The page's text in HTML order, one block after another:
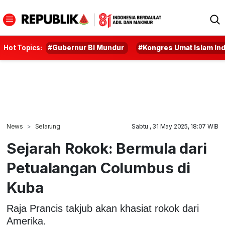
Hot Topics: #Gubernur BI Mundur #Kongres Umat Islam
News Selarung Sabtu , 31 May 2025, 18:07 WIB
Sejarah Rokok: Bermula dari
Petualangan Columbus di
Kuba
Raja Prancis takjub akan khasiat rokok dari
Amerika.